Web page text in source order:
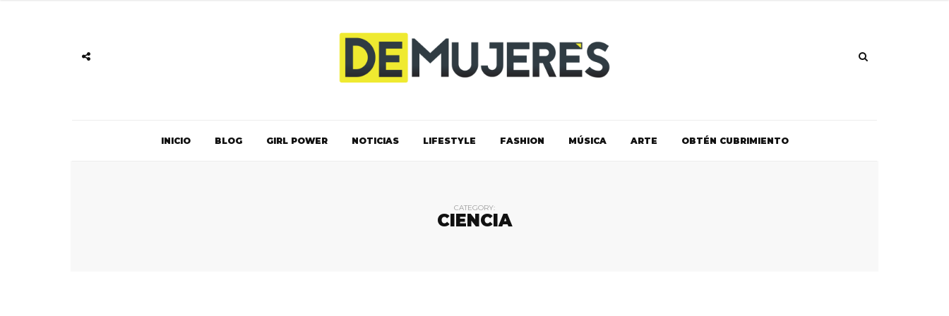
INICIO BLOG GIRL POWER NOTICIAS LIFESTYLE FASHION MÚSICA ARTE OBTÉN CUBRIMIENTO
CATEGORY:
CIENCIA